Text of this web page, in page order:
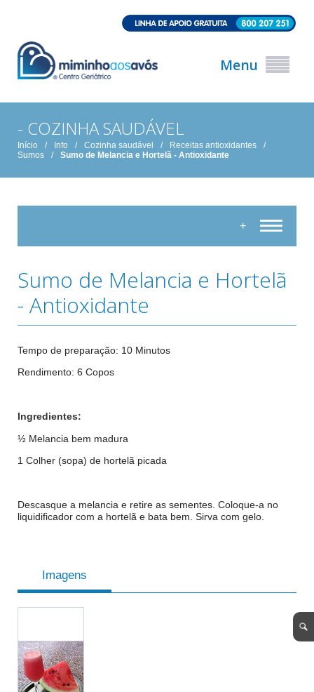
Menu
- COZINHA SAUDÁVEL
Início / Info / Cozinha saudável / Receitas antioxidantes
/
Sumos
/ Sumo de Melancia e Hortelã - Antioxidante
+
Sumo de Melancia e Hortelã
- Antioxidante
Tempo de preparação: 10 Minutos
Rendimento: 6 Copos
Ingredientes:
½ Melancia bem madura
1 Colher (sopa) de hortelã picada
Descasque a melancia e retire as sementes. Coloque-a no
liquidificador com a hortelã e bata bem. Sirva com gelo.
Imagens